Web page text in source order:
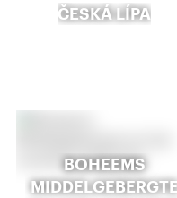
ČESKÁ LÍPA
BOHEEMS
MIDDELGEBERGTE